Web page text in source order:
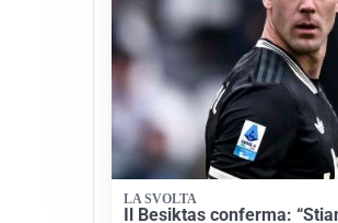
LA SVOLTA
Il Besiktas conferma: